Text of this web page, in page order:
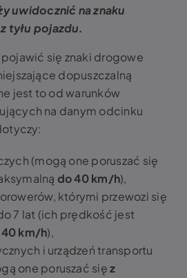
uwidocznić na znaku
tyłu pojazdu.
się znaki drogowe
dopuszczalną
jest to od warunków
na danym odcinku
(mogą one poruszać się
do 40 km/h),
którymi przewozi się
7 lat (ich prędkość jest
km/h),
i urządzeń transportu
one poruszać sięz